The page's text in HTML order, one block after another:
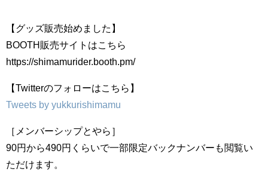
【グッズ販売始めました】
BOOTH販売サイトはこちら
https://shimamurider.booth.pm/
【Twitterのフォローはこちら】
Tweets by yukkurishimamu
［メンバーシップとやら］
90円から490円くらいで一部限定バックナンバーも閲覧い
ただけます。